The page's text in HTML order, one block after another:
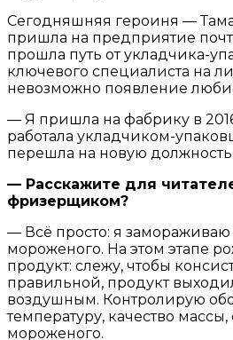
Сегодняшняя героиня —
пришла на предприятие
прошла путь от укладчика-
ключевого специалиста на
невозможно появление
— Я пришла на фабрику в
работала укладчиком-
перешла на новую
— Расскажите для
фризерщиком?
— Всё просто: я замораживаю
мороженого. На этом этапе
продукт: слежу, чтобы
правильной, продукт
воздушным. Контролирую
температуру, качество массы,
мороженого.